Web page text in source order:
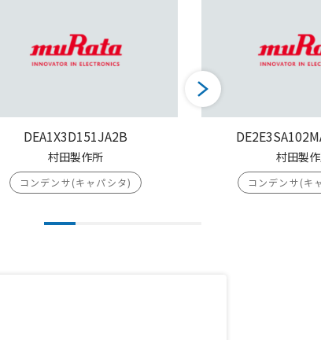
DEA1X3D151JA2B
村田製作所
コンデンサ(キャパシタ)
村田製
コンデンサ(キ